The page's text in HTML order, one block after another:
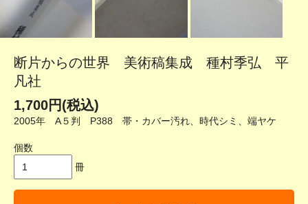
断片からの世界 美術稿集成 種村季弘 平
凡社
1,700円(税込)
2005年 A５判 P388 帯・カバー汚れ、時代シミ、端ヤケ
個数
冊